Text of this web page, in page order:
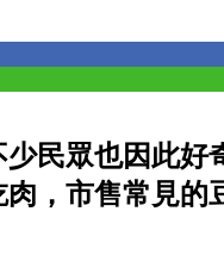
民眾也因此好
，市售常見的